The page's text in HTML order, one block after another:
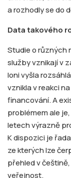
a rozhodly se do
Data takového
Studie o různých
služby vznikají v
loni vyšla
vznikla v reakci
financování. A
problémem ale
letech výrazně
K dispozici je
ze kterých lze
přehled v
veřejnost.